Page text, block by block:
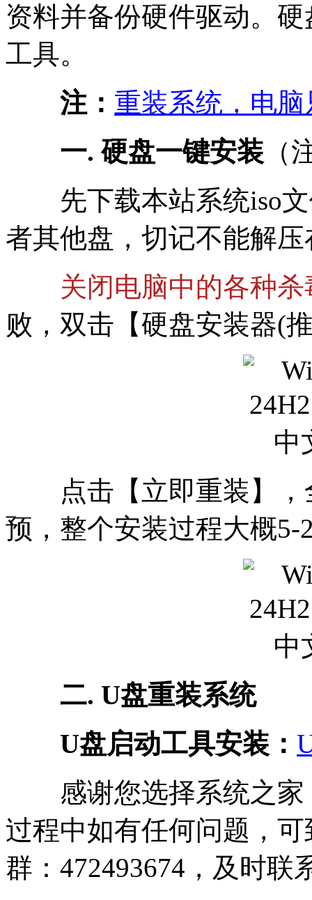
资料并备份硬件驱动。
工具。
注： 重装系统，电
一. 硬盘一键安装 （
先下载本站系统iso文
者其他盘，切记不能解
关闭电脑中的各种
败，双击【硬盘安装器(
点击【立即重装】，
预，整个安装过程大概5-
二. U盘重装系统
U盘启动工具安装：
感谢您选择系统之家
过程中如有任何问题，
群：472493674，及时联